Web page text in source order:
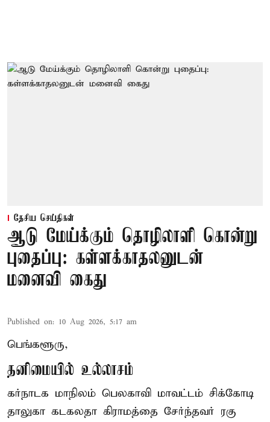
தேசிய செய்திகள்
ஆடு மேய்க்கும் தொழிலாளி கொன்று
புதைப்பு: கள்ளக்காதலனுடன்
மனைவி கைது
Published on: 10 Aug 2026, 5:17 am
பெங்களூரு,
தனிமையில் உல்லாசம்
கர்நாடக மாநிலம் பெலகாவி மாவட்டம் சிக்கோடி
தாலுகா கடகலதா கிராமத்தை சேர்ந்தவர் ரகு